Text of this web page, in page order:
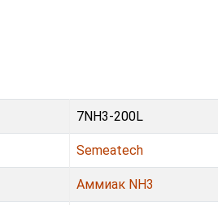
7NH3-200L
Semeatech
Аммиак NH3